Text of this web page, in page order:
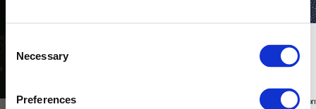
Selection
Necessary
PreferencesFå 10% rabatt på ditt första köp på nätet och ta del av erbjudanden året